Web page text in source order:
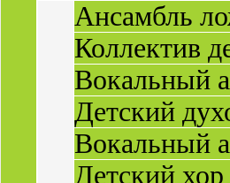
Ансамбль
Коллектив
Вокальный
Детский
Вокальный
Детский